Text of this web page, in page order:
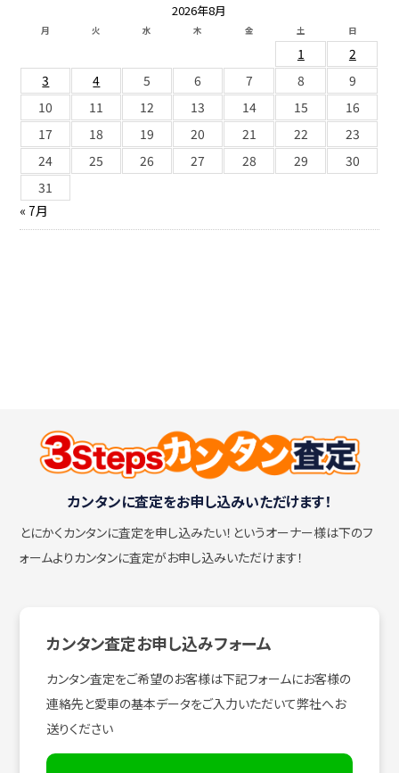
2026年8月
月 火 水 木 金 土 日
1
2
3
4 5 6 7 8
9
10
11 12 13 14 15
16
17
18 19 20 21 22
23
24
25 26 27 28 29
30
31
« 7月
カンタンに査定をお申し込みいただけます！
とにかくカンタンに査定を申し込みたい！ というオーナー様は下のフ
ォームよりカンタンに査定がお申し込みいただけます！
カンタン査定お申し込みフォーム
カンタン査定をご希望のお客様は下記フォームにお客様の
連絡先と愛車の基本データをご入力いただいて弊社へお
送りください